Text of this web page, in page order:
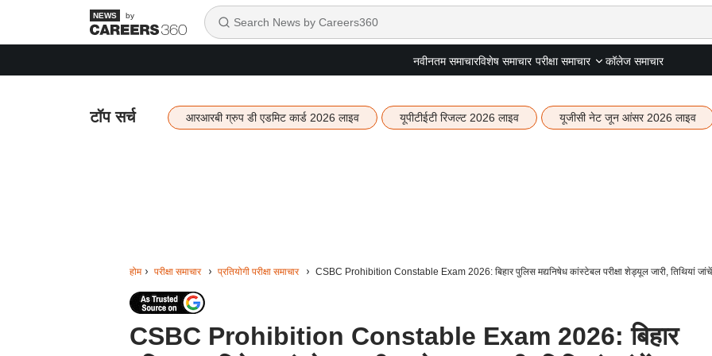
by
नवीनतम समाचारविशेष समाचार परीक्षा समाचार कॉलेज समाचार
टॉप सर्च आरआरबी ग्रुप डी एडमिट कार्ड 2026 लाइव यूपीटीईटी रिजल्ट 2026 लाइव यूजीसी नेट जून आंसर 2026 लाइव
होम परीक्षा समाचार प्रतियोगी परीक्षा समाचार CSBC Prohibition Constable Exam 2026: बिहार पुलिस मद्यनिषेध कांस्टेबल परीक्षा शेड्यूल जारी, तिथियां जांचें
CSBC Prohibition Constable Exam 2026: बिहार